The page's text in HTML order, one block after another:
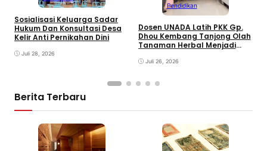
Sosialisasi Keluarga Sadar
Hukum Dan Konsultasi Desa
Kelir Anti Pernikahan Dini
Juli 28, 2026
Pendidikan
Dosen UNADA Latih PKK Gp.
Dhou Kembang Tanjong Olah
Tanaman Herbal Menjadi
untuk Pemberdayaan
Berdampak Banjir
Juli 26, 2026
Berita Terbaru